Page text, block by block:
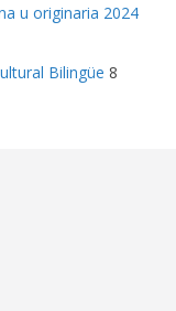
u originaria 2024
Bilingüe 8